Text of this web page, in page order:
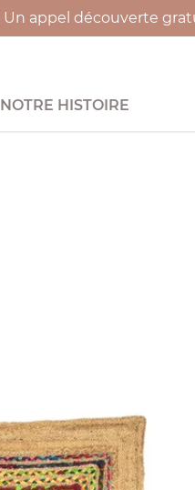
Un appel découverte
NOTRE HISTOIRE